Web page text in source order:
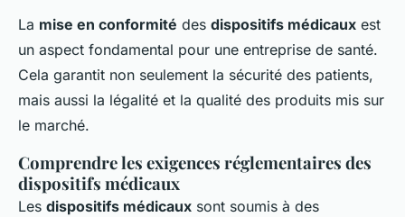
La mise en conformité des dispositifs médicaux est
un aspect fondamental pour une entreprise de santé.
Cela garantit non seulement la sécurité des patients,
mais aussi la légalité et la qualité des produits mis sur
le marché.
Comprendre les exigences réglementaires des
dispositifs médicaux
Les dispositifs médicaux sont soumis à des